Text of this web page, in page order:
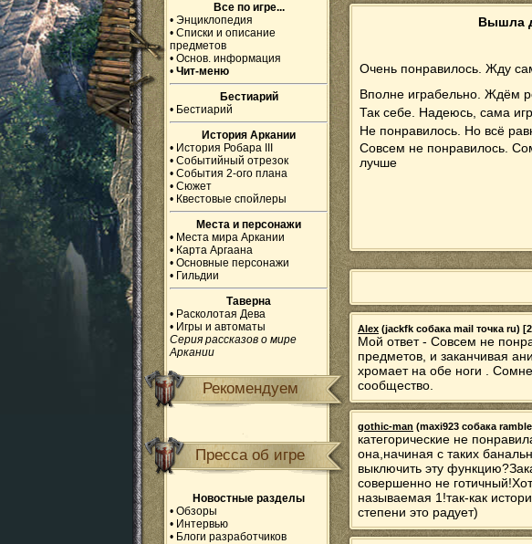
Все по игре...
• Энциклопедия
• Списки и описание
предметов
• Основ. информация
• Чит-меню
Бестиарий
• Бестиарий
История Аркании
• История Робара III
• Событийный отрезок
• События 2-ого плана
• Сюжет
• Квестовые спойлеры
Места и персонажи
• Места мира Аркании
• Карта Аргаана
• Основные персонажи
• Гильдии
Таверна
• Расколотая Дева
• Игры и автоматы
Серия рассказов о мире
Аркании
Рекомендуем
Пресса об игре
Новостные разделы
• Обзоры
• Интервью
• Блоги разработчиков
Вышла
Очень понравилось. Жду
Вполне играбельно. Ждём
Так себе. Надеюсь, сама
Не понравилось. Но всё
Совсем не понравилось.
лучше
Alex (jackfk собака mail точка ru)
Мой ответ - Совсем не
предметов, и заканчивая
хромает на обе ноги .
сообщество.
gothic-man (maxi923 собака
категорические не
она,начиная с таких
выключить эту
совершенно не
называемая 1!так-как
степени это радует)